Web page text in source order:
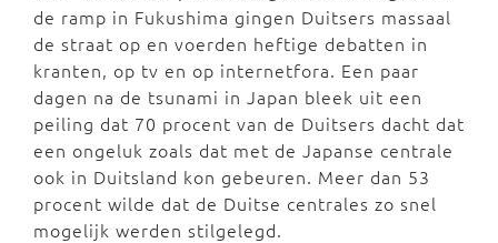
de ramp in Fukushima gingen Duitsers massaal
de straat op en voerden heftige debatten in
kranten, op tv en op internetfora. Een paar
dagen na de tsunami in Japan bleek uit een
peiling dat 70 procent van de Duitsers dacht dat
een ongeluk zoals dat met de Japanse centrale
ook in Duitsland kon gebeuren. Meer dan 53
procent wilde dat de Duitse centrales zo snel
mogelijk werden stilgelegd.